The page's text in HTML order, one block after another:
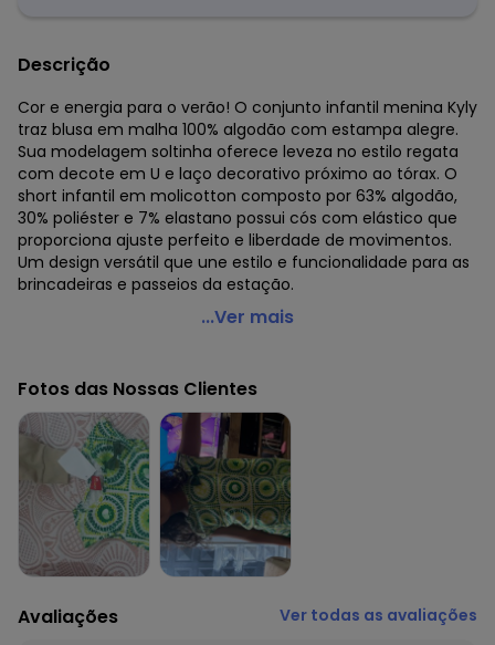
Descrição
Cor e energia para o verão! O conjunto infantil menina Kyly
traz blusa em malha 100% algodão com estampa alegre.
Sua modelagem soltinha oferece leveza no estilo regata
com decote em U e laço decorativo próximo ao tórax. O
short infantil em molicotton composto por 63% algodão,
30% poliéster e 7% elastano possui cós com elástico que
proporciona ajuste perfeito e liberdade de movimentos.
Um design versátil que une estilo e funcionalidade para as
brincadeiras e passeios da estação.
Kyly - Conjunto Infantil Menina Estampado Azul
Modelagem: Ampla
Comprimento da Manga: Curta
Modelo da Manga: Regata
Comprimento: Curto
Forro: Não
Cinto: Não acompanha
Cintura: Média
Decote Frente : Redondo
Decote Costas: Redondo
Fornecedor: KYLY INDUSTRIA TEXTIL LTDA / CNPJ
Feito: Brasil
...Ver mais
Fotos das Nossas Clientes
Avaliações Ver todas as avaliações